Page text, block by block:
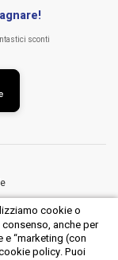
cookie o
anche per
“marketing (con
policy. Puoi
sconti